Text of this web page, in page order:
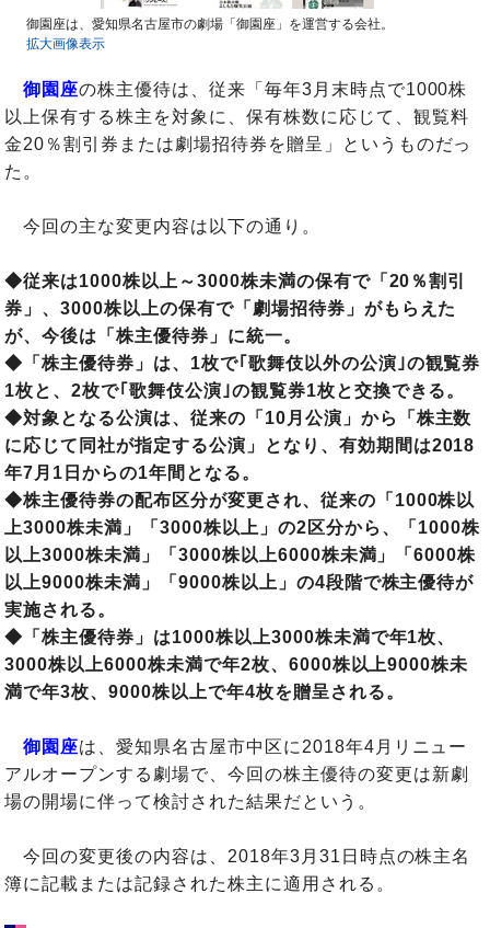
御園座は、愛知県名古屋市の劇場「御園座」を運営する会社。
拡大画像表示
御園座の株主優待は、従来「毎年3月末時点で1000株
以上保有する株主を対象に、保有株数に応じて、観覧料
金20％割引券または劇場招待券を贈呈」というものだっ
た。
今回の主な変更内容は以下の通り。
◆従来は1000株以上～3000株未満の保有で「20％割引
券」、3000株以上の保有で「劇場招待券」がもらえた
が、今後は「株主優待券」に統一。
◆「株主優待券」は、1枚で｢歌舞伎以外の公演｣の観覧券
1枚と、2枚で｢歌舞伎公演｣の観覧券1枚と交換できる。
◆対象となる公演は、従来の「10月公演」から「株主数
に応じて同社が指定する公演」となり、有効期間は2018
年7月1日からの1年間となる。
◆株主優待券の配布区分が変更され、従来の「1000株以
上3000株未満」「3000株以上」の2区分から、「1000株
以上3000株未満」「3000株以上6000株未満」「6000株
以上9000株未満」「9000株以上」の4段階で株主優待が
実施される。
◆「株主優待券」は1000株以上3000株未満で年1枚、
3000株以上6000株未満で年2枚、6000株以上9000株未
満で年3枚、9000株以上で年4枚を贈呈される。
御園座は、愛知県名古屋市中区に2018年4月リニュー
アルオープンする劇場で、今回の株主優待の変更は新劇
場の開場に伴って検討された結果だという。
今回の変更後の内容は、2018年3月31日時点の株主名
簿に記載または記録された株主に適用される。